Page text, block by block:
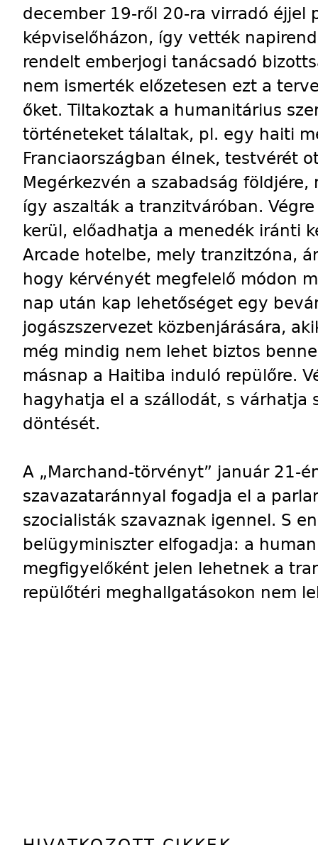
december 19-ről 20-ra virradó éjjel
képviselőházon, így vették
rendelt emberjogi tanácsadó
nem ismerték előzetesen ezt a
őket. Tiltakoztak a humanitárius
történeteket tálaltak, pl. egy haiti
Franciaországban élnek, testvérét
Megérkezvén a szabadság
így aszalták a tranzitváróban.
kerül, előadhatja a menedék iránti
Arcade hotelbe, mely tranzitzóna,
hogy kérvényét megfelelő módon
nap után kap lehetőséget egy
jogászszervezet közbenjárására,
még mindig nem lehet biztos
másnap a Haitiba induló repülőre.
hagyhatja el a szállodát, s várhatja
döntését.
A „Marchand-törvényt” január 21-
szavazataránnyal fogadja el a
szocialisták szavaznak igennel. S
belügyminiszter elfogadja: a
megfigyelőként jelen lehetnek a
repülőtéri meghallgatásokon nem